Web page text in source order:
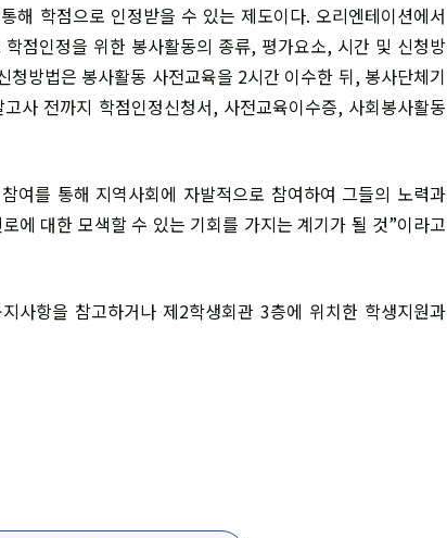
해 학점으로 인정받을 수 있는 제도이다. 오리엔테이션에서
점인정을 위한 봉사활동의 종류, 평가요소, 시간 및 신청방
방법은 봉사활동 사전교육을 2시간 이수한 뒤, 봉사단체기
사 전까지 학점인정신청서, 사전교육이수증, 사회봉사활동
여를 통해 지역사회에 자발적으로 참여하여 그들의 노력과
에 대한 모색할 수 있는 기회를 가지는 계기가 될 것”이라고
사항을 참고하거나 제2학생회관 3층에 위치한 학생지원과